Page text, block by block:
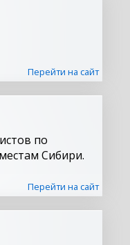
Перейти на сайт
по
Сибири.
Перейти на сайт